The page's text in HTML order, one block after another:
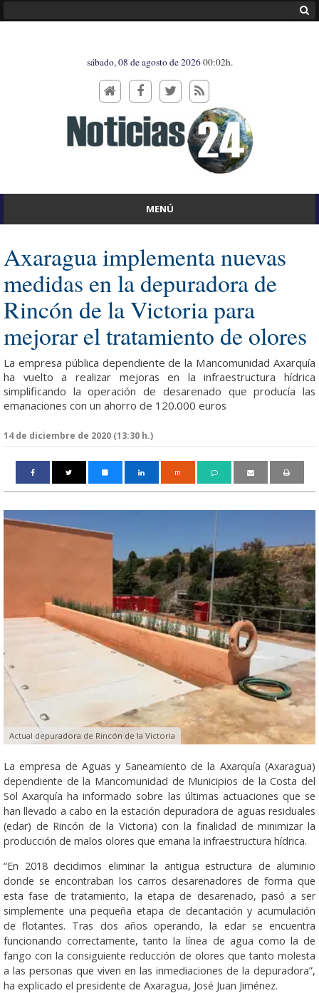
sábado, 08 de agosto de 202600:02h.
MENÚ
Axaragua implementa nuevas
medidas en la depuradora de
Rincón de la Victoria para
mejorar el tratamiento de olores
La empresa pública dependiente de la Mancomunidad Axarquía
ha vuelto a realizar mejoras en la infraestructura hídrica
simplificando la operación de desarenado que producía las
emanaciones con un ahorro de 120.000 euros
14 de diciembre de 2020 (13:30 h.)
m
Actual depuradora de Rincón de la Victoria
La empresa de Aguas y Saneamiento de la Axarquía (Axaragua)
dependiente de la Mancomunidad de Municipios de la Costa del
Sol Axarquía ha informado sobre las últimas actuaciones que se
han llevado a cabo en la estación depuradora de aguas residuales
(edar) de Rincón de la Victoria) con la finalidad de minimizar la
producción de malos olores que emana la infraestructura hídrica.
“En 2018 decidimos eliminar la antigua estructura de aluminio
donde se encontraban los carros desarenadores de forma que
esta fase de tratamiento, la etapa de desarenado, pasó a ser
simplemente una pequeña etapa de decantación y acumulación
de flotantes. Tras dos años operando, la edar se encuentra
funcionando correctamente, tanto la línea de agua como la de
fango con la consiguiente reducción de olores que tanto molesta
a las personas que viven en las inmediaciones de la depuradora”,
ha explicado el presidente de Axaragua, José Juan Jiménez.